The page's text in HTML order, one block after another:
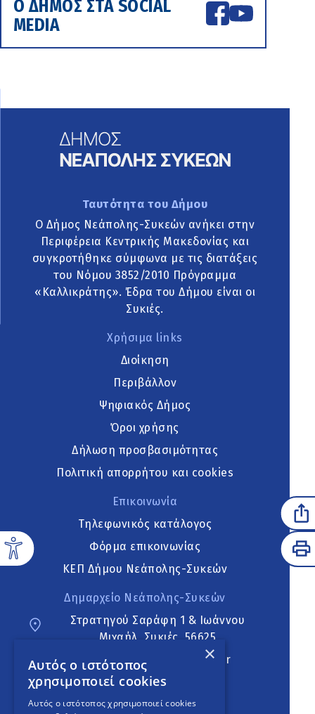
Ο ΔΗΜΟΣ ΣΤΑ SOCIAL
MEDIA
Ταυτότητα του Δήμου
Ο Δήμος Νεάπολης-Συκεών ανήκει στην
Περιφέρεια Κεντρικής Μακεδονίας και
συγκροτήθηκε σύμφωνα με τις διατάξεις
του Νόμου 3852/2010 Πρόγραμμα
«Καλλικράτης». Έδρα του Δήμου είναι οι
Συκιές.
Χρήσιμα links
Διοίκηση
Περιβάλλον
Ψηφιακός Δήμος
Όροι χρήσης
Δήλωση προσβασιμότητας
Πολιτική απορρήτου και cookies
Επικοινωνία
Τηλεφωνικός κατάλογος
Φόρμα επικοινωνίας
ΚΕΠ Δήμου Νεάπολης-Συκεών
Δημαρχείο Νεάπολης-Συκεών
Στρατηγού Σαράφη 1 & Ιωάννου
Μιχαήλ, Συκιές, 56625
neapoli.sykies@ddt.gov.gr
Ακολουθήστε
×
Αυτός ο ιστότοπος
χρησιμοποιεί cookies
Αυτός ο ιστότοπος χρησιμοποιεί cookies